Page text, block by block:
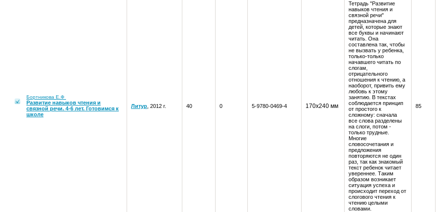
Бортникова Е.Ф
Развитие навыков чтения и
связной речи. 4-6 лет. Готовимся к
школе
Литур , 2012 г. 40 0 5-9780-0469-4 170x240 мм
Тетрадь "Развитие
навыков чтения и
связной речи"
предназначена для
детей, которые знают
все буквы и начинают
читать. Она
составлена так, чтобы
не вызвать у ребенка,
только-только
начавшего читать по
слогам,
отрицательного
отношения к чтению, а
наоборот, привить ему
любовь к этому
занятию. В текстах
соблюдается принцип
от простого к
сложному: сначала
все слова разделены
на слоги, потом -
только трудные.
Многие
словосочетания и
предложения
повторяются не один
раз, так как знакомый
текст ребенок читает
увереннее. Таким
образом возникает
ситуация успеха и
происходит переход от
слогового чтения к
чтению целыми
словами.
85